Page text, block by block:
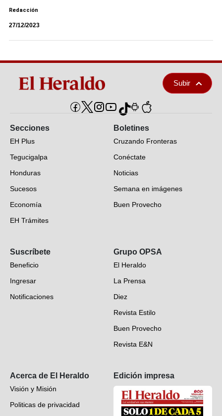
Redacción
27/12/2023
Subir
Secciones
EH Plus
Tegucigalpa
Honduras
Sucesos
Economía
EH Trámites
EH Verifica
Fotogalerías
Deportes
Videos
Boletines
Cruzando Fronteras
Conéctate
Noticias
Semana en imágenes
Buen Provecho
Suscríbete
Beneficio
Ingresar
Notificaciones
Grupo OPSA
El Heraldo
La Prensa
Diez
Revista Estilo
Buen Provecho
Revista E&N
Acerca de El Heraldo
Visión y Misión
Politicas de privacidad
Edición impresa